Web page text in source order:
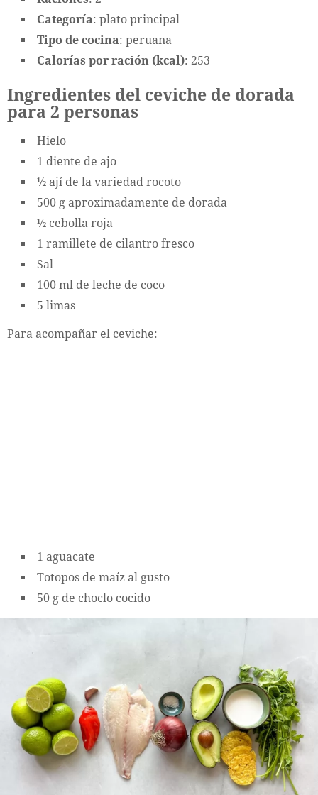
Categoría: plato principal
Tipo de cocina: peruana
Calorías por ración (kcal): 253
Ingredientes del ceviche de dorada
para 2 personas
Hielo
1 diente de ajo
½ ají de la variedad rocoto
500 g aproximadamente de dorada
½ cebolla roja
1 ramillete de cilantro fresco
Sal
100 ml de leche de coco
5 limas
Para acompañar el ceviche:
1 aguacate
Totopos de maíz al gusto
50 g de choclo cocido